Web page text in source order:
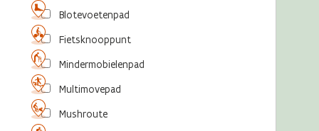
Blotevoetenpad
Fietsknooppunt
Mindermobielenpad
Multimovepad
Mushroute